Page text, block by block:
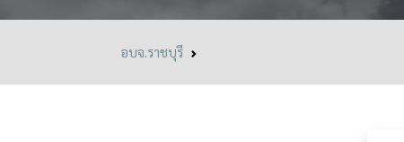
อบจ.ราชบุรี